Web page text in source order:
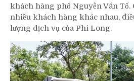
khách hàng phố Nguyễn Văn
nhiều khách hàng khác nhau,
lượng dịch vụ của Phi Long.